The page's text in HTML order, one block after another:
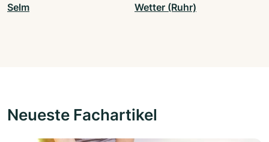
Selm Wetter (Ruhr)
Neueste Fachartikel